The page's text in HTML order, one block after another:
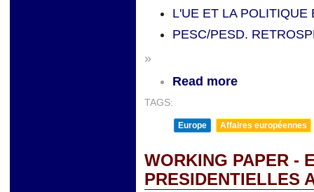
L'UE ET LA
PESC/PESD.
»
Read more
TAGS:
Europe Affaires européennes
WORKING PAPER -
PRESIDENTIELLES